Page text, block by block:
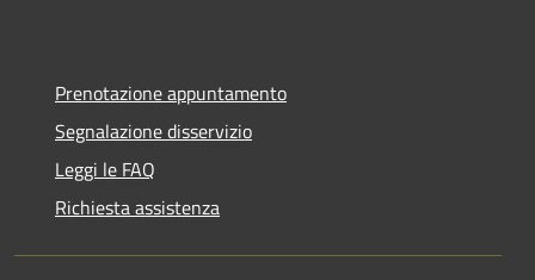
Prenotazione appuntamento
Segnalazione disservizio
Leggi le FAQ
Richiesta assistenza